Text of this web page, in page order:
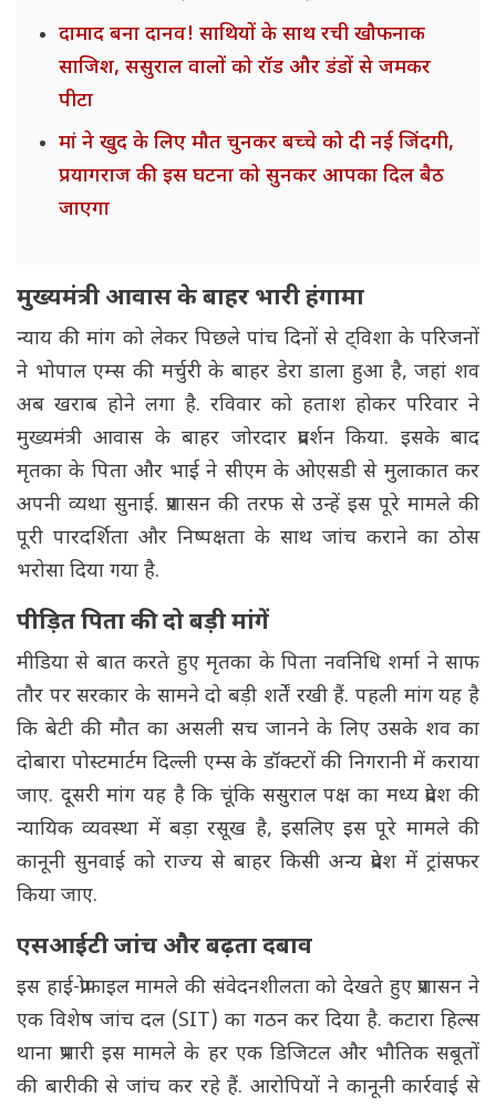
दामाद बना दानव! साथियों के साथ रची खौफनाक
साजिश, ससुराल वालों को रॉड और डंडों से जमकर
पीटा
मां ने खुद के लिए मौत चुनकर बच्चे को दी नई जिंदगी,
प्रयागराज की इस घटना को सुनकर आपका दिल बैठ
जाएगा
मुख्यमंत्री आवास के बाहर भारी हंगामा
न्याय की मांग को लेकर पिछले पांच दिनों से ट्विशा के परिजनों
ने भोपाल एम्स की मर्चुरी के बाहर डेरा डाला हुआ है, जहां शव
अब खराब होने लगा है. रविवार को हताश होकर परिवार ने
मुख्यमंत्री आवास के बाहर जोरदार प्रदर्शन किया. इसके बाद
मृतका के पिता और भाई ने सीएम के ओएसडी से मुलाकात कर
अपनी व्यथा सुनाई. प्रशासन की तरफ से उन्हें इस पूरे मामले की
पूरी पारदर्शिता और निष्पक्षता के साथ जांच कराने का ठोस
भरोसा दिया गया है.
पीड़ित पिता की दो बड़ी मांगें
मीडिया से बात करते हुए मृतका के पिता नवनिधि शर्मा ने साफ
तौर पर सरकार के सामने दो बड़ी शर्तें रखी हैं. पहली मांग यह है
कि बेटी की मौत का असली सच जानने के लिए उसके शव का
दोबारा पोस्टमार्टम दिल्ली एम्स के डॉक्टरों की निगरानी में कराया
जाए. दूसरी मांग यह है कि चूंकि ससुराल पक्ष का मध्य प्रदेश की
न्यायिक व्यवस्था में बड़ा रसूख है, इसलिए इस पूरे मामले की
कानूनी सुनवाई को राज्य से बाहर किसी अन्य प्रदेश में ट्रांसफर
किया जाए.
एसआईटी जांच और बढ़ता दबाव
इस हाई-प्रोफाइल मामले की संवेदनशीलता को देखते हुए प्रशासन ने
एक विशेष जांच दल (SIT) का गठन कर दिया है. कटारा हिल्स
थाना प्रभारी इस मामले के हर एक डिजिटल और भौतिक सबूतों
की बारीकी से जांच कर रहे हैं. आरोपियों ने कानूनी कार्रवाई से